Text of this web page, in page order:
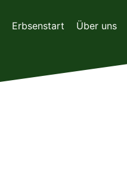
InhaltErbsenstart Über uns